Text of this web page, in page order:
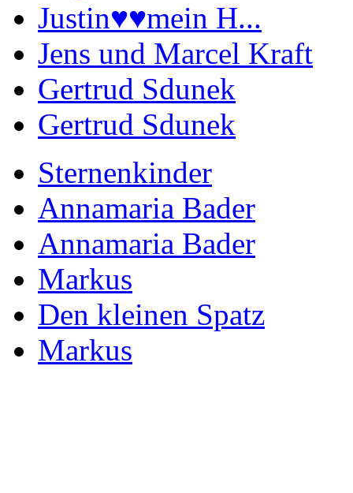
Justin♥️♥️mein H...
Jens und Marcel Kraft
Gertrud Sdunek
Gertrud Sdunek
Sternenkinder
Annamaria Bader
Annamaria Bader
Markus
Den kleinen Spatz
Markus